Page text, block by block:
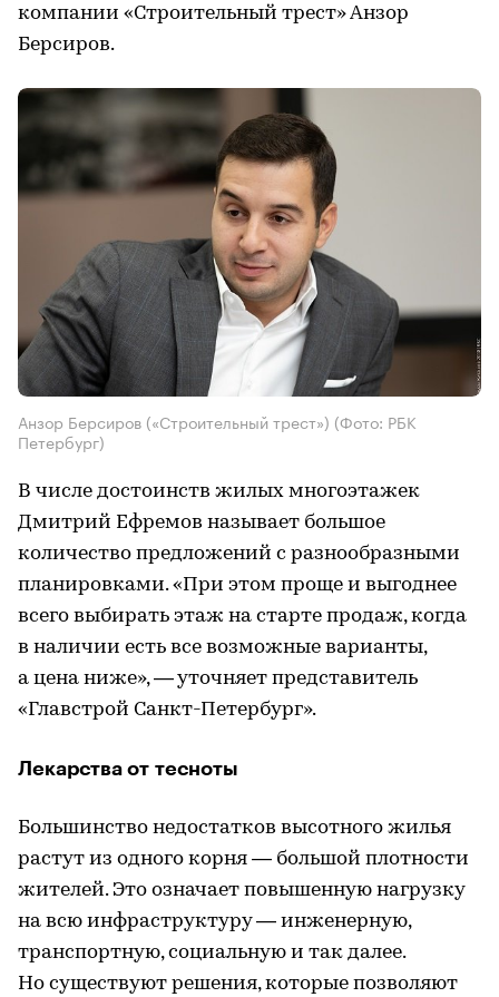
компании «Строительный трест» Анзор
Берсиров.
Анзор Берсиров («Строительный трест») (Фото: РБК
Петербург)
В числе достоинств жилых многоэтажек
Дмитрий Ефремов называет большое
количество предложений с разнообразными
планировками. «При этом проще и выгоднее
всего выбирать этаж на старте продаж, когда
в наличии есть все возможные варианты,
а цена ниже», — уточняет представитель
«Главстрой Санкт-Петербург».
Лекарства от тесноты
Большинство недостатков высотного жилья
растут из одного корня — большой плотности
жителей. Это означает повышенную нагрузку
на всю инфраструктуру — инженерную,
транспортную, социальную и так далее.
Но существуют решения, которые позволяют